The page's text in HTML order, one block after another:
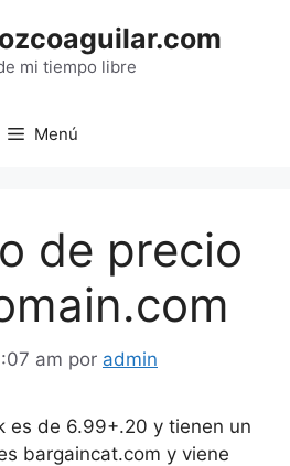
mi tiempo libre
Menú
de precio
am por admin
es de 6.99+.20 y tienen un
bargaincat.com y viene